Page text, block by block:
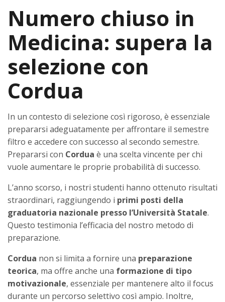
Numero chiuso in
Medicina: supera la
selezione con
Cordua
In un contesto di selezione così rigoroso, è essenziale
prepararsi adeguatamente per affrontare il semestre
filtro e accedere con successo al secondo semestre.
Prepararsi con Cordua è una scelta vincente per chi
vuole aumentare le proprie probabilità di successo.
L’anno scorso, i nostri studenti hanno ottenuto risultati
straordinari, raggiungendo i primi posti della
graduatoria nazionale presso l’Università Statale.
Questo testimonia l’efficacia del nostro metodo di
preparazione.
Cordua non si limita a fornire una preparazione
teorica, ma offre anche una formazione di tipo
motivazionale, essenziale per mantenere alto il focus
durante un percorso selettivo così ampio. Inoltre,